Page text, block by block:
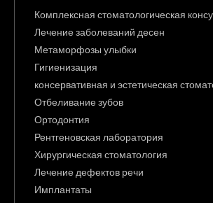
Комплексная стоматологическая
Лечение заболеваний десен
Метаморфозы улыбки
Гигиенизация
консервативная и эстетическая
Отбеливание зубов
Ортодонтия
Рентгеновская лаборатория
Хирургическая стоматология
Лечение дефектов речи
Имплантаты